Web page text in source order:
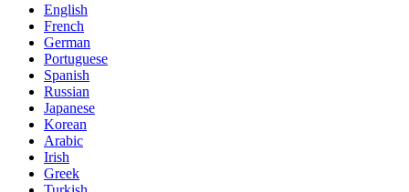
English
French
German
Portuguese
Spanish
Russian
Japanese
Korean
Arabic
Irish
Greek